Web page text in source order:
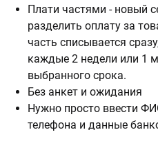
Плати частями - новый
разделить оплату за
часть списывается
каждые 2 недели или 1
выбранного срока.
Без анкет и ожидания
Нужно просто ввести
телефона и данные